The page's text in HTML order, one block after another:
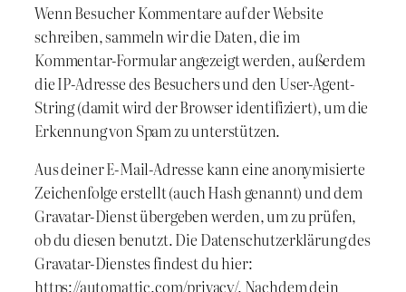
Wenn Besucher Kommentare auf der Website
schreiben, sammeln wir die Daten, die im
Kommentar-Formular angezeigt werden, außerdem
die IP-Adresse des Besuchers und den User-Agent-
String (damit wird der Browser identifiziert), um die
Erkennung von Spam zu unterstützen.
Aus deiner E-Mail-Adresse kann eine anonymisierte
Zeichenfolge erstellt (auch Hash genannt) und dem
Gravatar-Dienst übergeben werden, um zu prüfen,
ob du diesen benutzt. Die Datenschutzerklärung des
Gravatar-Dienstes findest du hier:
https://automattic.com/privacy/. Nachdem dein